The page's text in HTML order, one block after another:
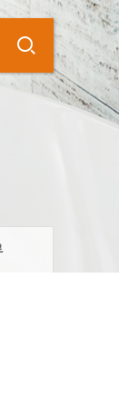
SEARCH